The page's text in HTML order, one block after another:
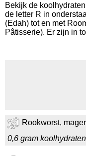
Koolhydraten
Bekijk de
de letter R in
(Edah) tot en met
Pâtisserie). Er zijn in
Rookworst,
0,6 gram